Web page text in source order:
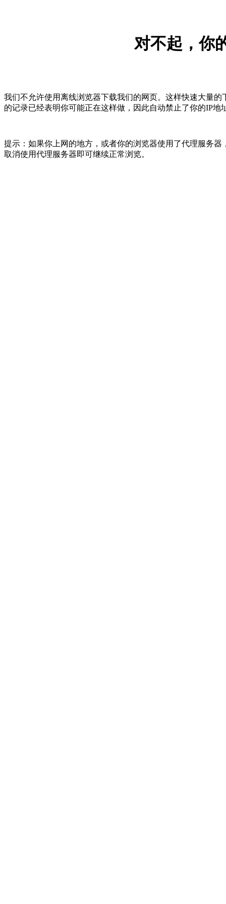
对不起，你
我们不允许使用离线浏览器下载我们的网页。这样快速大量
的记录已经表明你可能正在这样做，因此自动禁止了你的IP
提示：如果你上网的地方，或者你的浏览器使用了代理服务
取消使用代理服务器即可继续正常浏览。